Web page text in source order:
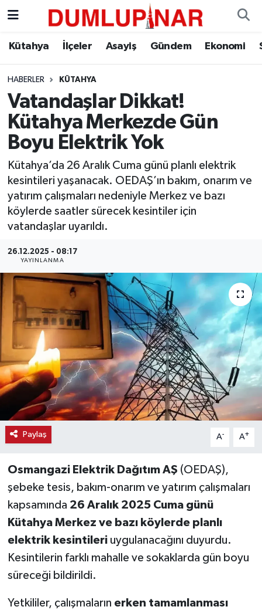
Kütahya İlçeler Asayiş Gündem Ekonomi
HABERLER KÜTAHYA
Vatandaşlar Dikkat!
Kütahya Merkezde Gün
Boyu Elektrik Yok
Kütahya’da 26 Aralık Cuma günü planlı elektrik
kesintileri yaşanacak. OEDAŞ’ın bakım, onarım ve
yatırım çalışmaları nedeniyle Merkez ve bazı
köylerde saatler sürecek kesintiler için
vatandaşlar uyarıldı.
26.12.2025 - 08:17
YAYINLANMA
Paylaş A- A+
Osmangazi Elektrik Dağıtım AŞ (OEDAŞ),
şebeke tesis, bakım-onarım ve yatırım çalışmaları
kapsamında 26 Aralık 2025 Cuma günü
Kütahya Merkez ve bazı köylerde planlı
elektrik kesintileriuygulanacağını duyurdu.
Kesintilerin farklı mahalle ve sokaklarda gün boyu
süreceği bildirildi.
Yetkililer, çalışmaların erken tamamlanması
Asayiş
Diğer
Dünya
Eğitim
Ekonomi
Eleman
Emlak
Gündem
Haber
Haber İlanlar
Kültür-Sanat
Magazin
Resmi İlanlar
Sağlık
Seri İlan
Siyaset
Spor
Teknoloji
Vasıta
Kütahya Hava Durumu
Kütahya Trafik Yoğunluk Haritası
Süper Lig Puan Durumu ve Fikstür
Tüm Manşetler
Son Dakika Haberleri
Haber Arşivi